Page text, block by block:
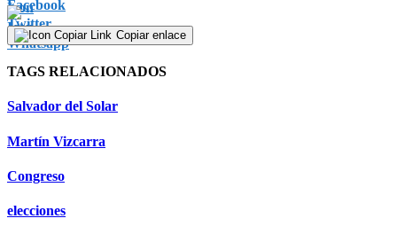
Copiar enlace
TAGS RELACIONADOS
Salvador del Solar
Martín Vizcarra
Congreso
elecciones